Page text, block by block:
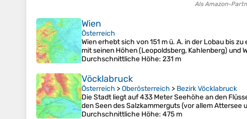
Als Amazon-
Wien
Österreich
Wien erhebt sich von 151 m ü. A. in der Lobau bis
mit seinen Höhen (Leopoldsberg, Kahlenberg) und
Durchschnittliche Höhe: 231 m
Vöcklabruck
Österreich >Oberösterreich > Bezirk Vöcklabruck
Die Stadt liegt auf 433 Meter Seehöhe an den
den Seen des Salzkammerguts (vor allem Attersee
Durchschnittliche Höhe: 475 m